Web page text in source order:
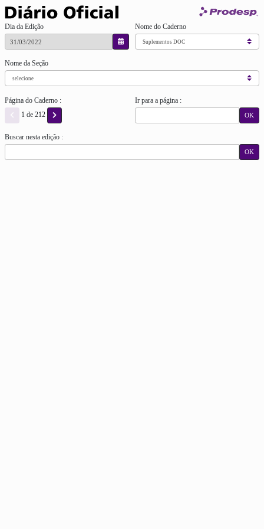
Dia da Edição Nome do Caderno
Nome da Seção
Página do Caderno :
1 de 212
Ir para a página :
OK
Buscar nesta edição :
OK